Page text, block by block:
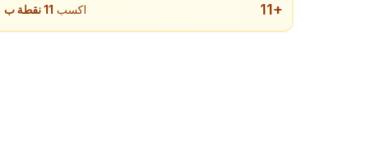
+
11 اكسب 11نقطة ب